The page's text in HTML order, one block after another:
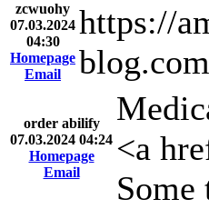
zcwuohy
07.03.2024
04:30
Homepage
Email
https://
order abilify
07.03.2024 04:24
Homepage
Email
<a
Some